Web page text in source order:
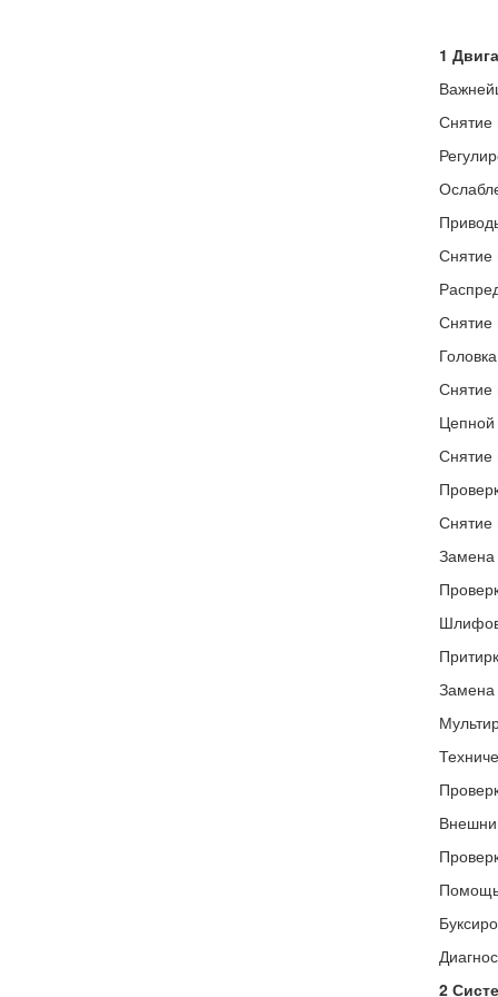
1
Снятие
Снятие
Снятие
Снятие
Цепной
Снятие
Снятие
Замена
Замена
Помощь
2